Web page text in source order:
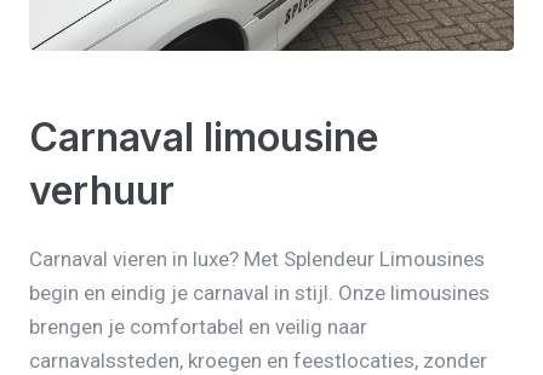
Carnaval limousine
verhuur
Carnaval vieren in luxe? Met Splendeur Limousines
begin en eindig je carnaval in stijl. Onze limousines
brengen je comfortabel en veilig naar
carnavalssteden, kroegen en feestlocaties, zonder